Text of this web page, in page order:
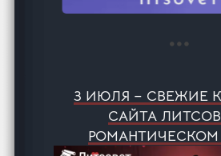
3 ИЮЛЯ – СВЕЖИЕ
САЙТА